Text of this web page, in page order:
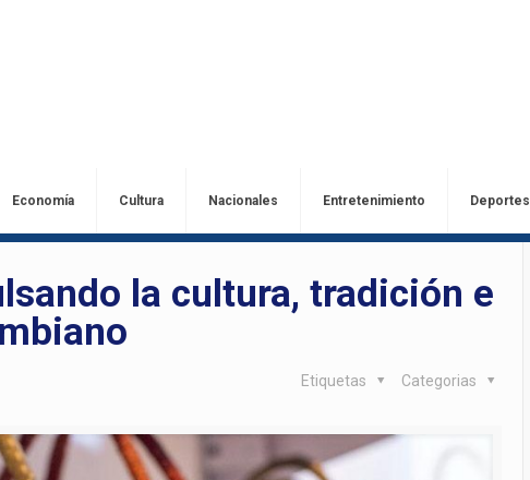
Economía Cultura Nacionales Entretenimiento Deportes
la cultura, tradición e
Categorias
Etiquetas